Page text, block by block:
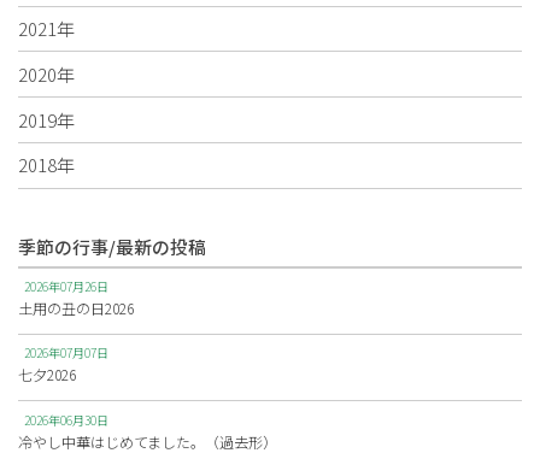
2021年
2020年
2019年
2018年
季節の行事/最新の投稿
2026年07月26日
土用の丑の日2026
2026年07月07日
七夕2026
2026年06月30日
冷やし中華はじめてました。（過去形）